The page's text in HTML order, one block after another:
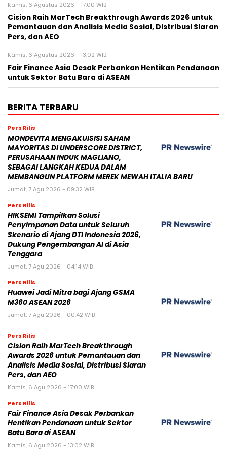
Kamis, 6 Agustus 2026 - 17:00 WIB
Cision Raih MarTech Breakthrough Awards 2026 untuk
Pemantauan dan Analisis Media Sosial, Distribusi Siaran
Pers, dan AEO
Kamis, 6 Agustus 2026 - 13:02 WIB
Fair Finance Asia Desak Perbankan Hentikan Pendanaan
untuk Sektor Batu Bara di ASEAN
BERITA TERBARU
Pers Rilis
MONDEVITA MENGAKUISISI SAHAM
MAYORITAS DI UNDERSCORE DISTRICT,
PERUSAHAAN INDUK MAGLIANO,
SEBAGAI LANGKAH KEDUA DALAM
MEMBANGUN PLATFORM MEREK MEWAH ITALIA BARU
Jumat, 7 Agu 2026 - 09:32 WIB
Pers Rilis
HIKSEMI Tampilkan Solusi
Penyimpanan Data untuk Seluruh
Skenario di Ajang DTI Indonesia 2026,
Dukung Pengembangan AI di Asia
Tenggara
Jumat, 7 Agu 2026 - 04:14 WIB
Pers Rilis
Huawei Jadi Mitra bagi Ajang GSMA
M360 ASEAN 2026
Jumat, 7 Agu 2026 - 00:42 WIB
Pers Rilis
Cision Raih MarTech Breakthrough
Awards 2026 untuk Pemantauan dan
Analisis Media Sosial, Distribusi Siaran
Pers, dan AEO
Kamis, 6 Agu 2026 - 17:00 WIB
Pers Rilis
Fair Finance Asia Desak Perbankan
Hentikan Pendanaan untuk Sektor
Batu Bara di ASEAN
Kamis, 6 Agu 2026 - 13:02 WIB